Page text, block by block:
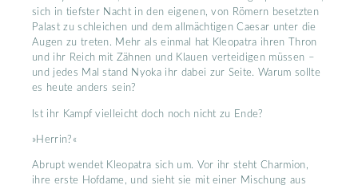
sich in tiefster Nacht in den eigenen, von Römern besetzten
Palast zu schleichen und dem allmächtigen Caesar unter die
Augen zu treten. Mehr als einmal hat Kleopatra ihren Thron
und ihr Reich mit Zähnen und Klauen verteidigen müssen –
und jedes Mal stand Nyoka ihr dabei zur Seite. Warum sollte
es heute anders sein?
Ist ihr Kampf vielleicht doch noch nicht zu Ende?
»Herrin?«
Abrupt wendet Kleopatra sich um. Vor ihr steht Charmion,
ihre erste Hofdame, und sieht sie mit einer Mischung aus